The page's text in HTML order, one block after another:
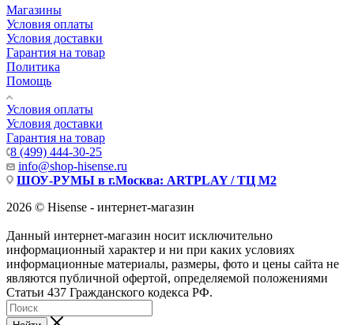
Магазины
Условия оплаты
Условия доставки
Гарантия на товар
Политика
Помощь
Условия оплаты
Условия доставки
Гарантия на товар
8 (499) 444-30-25
info@shop-hisense.ru
ШОУ-РУМЫ в г.Москва: ARTPLAY / ТЦ М2
2026 © Hisense - интернет-магазин
Данный интернет-магазин носит исключительно
информационный характер и ни при каких условиях
информационные материалы, размеры, фото и цены сайта не
являются публичной офертой, определяемой положениями
Статьи 437 Гражданского кодекса РФ.